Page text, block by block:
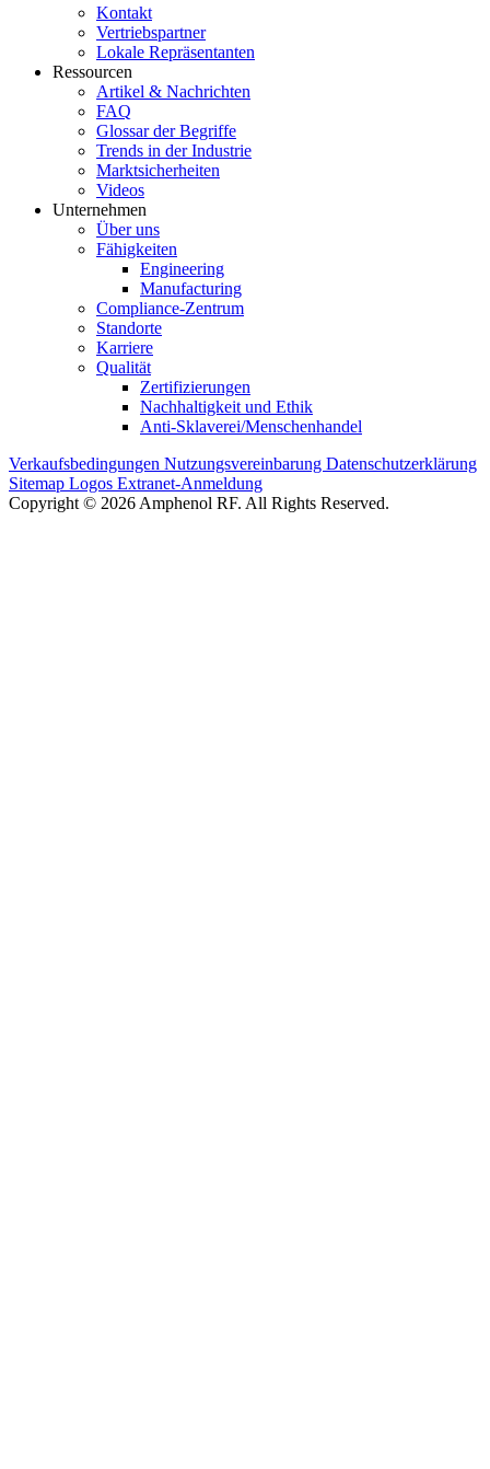
Kontakt
Vertriebspartner
Lokale Repräsentanten
Ressourcen
Artikel & Nachrichten
FAQ
Glossar der Begriffe
Trends in der Industrie
Marktsicherheiten
Videos
Unternehmen
Über uns
Fähigkeiten
Engineering
Manufacturing
Compliance-Zentrum
Standorte
Karriere
Qualität
Zertifizierungen
Nachhaltigkeit und Ethik
Anti-Sklaverei/Menschenhandel
Verkaufsbedingungen Nutzungsvereinbarung Datenschutzerklärung
Sitemap Logos Extranet-Anmeldung
Copyright © 2026 Amphenol RF. All Rights Reserved.